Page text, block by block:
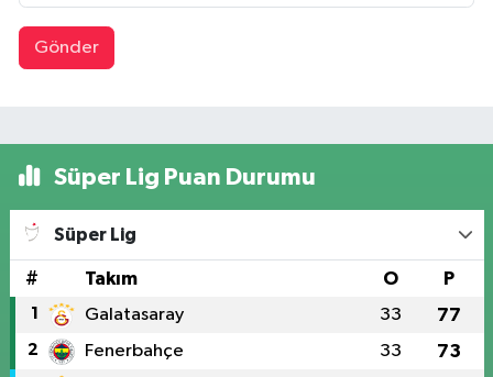
Gönder
Süper Lig Puan Durumu
Süper Lig
# Takım O P
1 Galatasaray 33 77
2 Fenerbahçe 33 73